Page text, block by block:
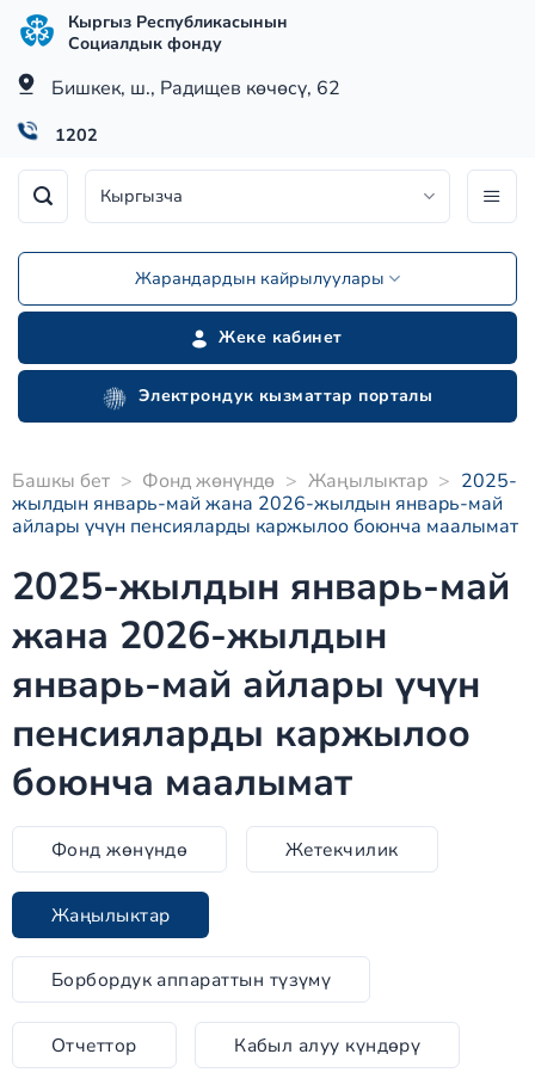
Skip
content
Кыргыз Республикасынын
Социалдык фонду
Бишкек, ш., Радищев көчөсү, 62
1202
Кыргызча
Жарандардын кайрылуулары
Жеке кабинет
Электрондук кызматтар порталы
Башкы бет > Фонд жөнүндө > Жаңылыктар > 2025-
жылдын январь-май жана 2026-жылдын январь-май
айлары үчүн пенсияларды каржылоо боюнча маалымат
2025-жылдын январь-май
жана 2026-жылдын
январь-май айлары үчүн
пенсияларды каржылоо
боюнча маалымат
Фонд жөнүндө Жетекчилик
Жаңылыктар
Борбордук аппараттын түзүмү
Отчеттор Кабыл алуу күндөрү